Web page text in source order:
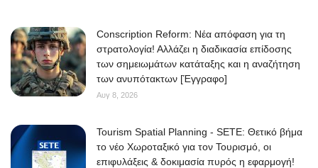
Conscription Reform: Νέα απόφαση για τη
στρατολογία! Αλλάζει η διαδικασία επίδοσης
των σημειωμάτων κατάταξης και η αναζήτηση
των ανυπότακτων [Έγγραφο]
Αυγ 8, 2026
Tourism Spatial Planning - SETE: Θετικό βήμα
το νέο Χωροταξικό για τον Τουρισμό, οι
επιφυλάξεις & δοκιμασία πυρός η εφαρμογή!